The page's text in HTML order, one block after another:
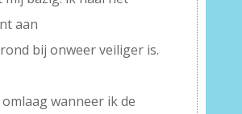
aan
bij onweer veiliger is.
wanneer ik de